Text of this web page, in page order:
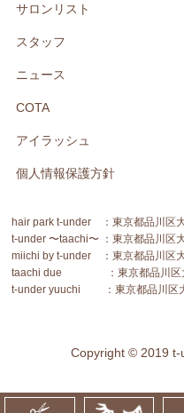
サロンリスト
スタッフ
ニュース
COTA
アイラッシュ
個人情報保護方針
hair park t-under ：東京都品川区
t-under 〜taachi〜 ：東京都品川区
miichi by t-under ：東京都品川区
taachi due ：東京都品川区大
t-under yuuchi ：東京都品川区
Copyright © 2019 t-